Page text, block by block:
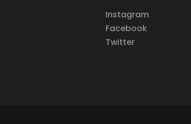
Instagram
Facebook
Twitter